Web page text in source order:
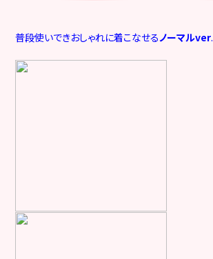
普段使いできおしゃれに着こなせるノーマルver.